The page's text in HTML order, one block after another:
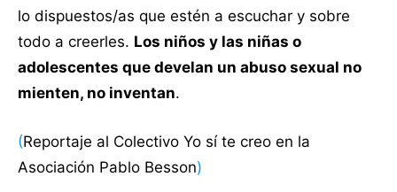
lo dispuestos/as que estén a escuchar y sobre
todo a creerles. Los niños y las niñas o
adolescentes que develan un abuso sexual no
mienten, no inventan.
(Reportaje al Colectivo Yo sí te creo en la
Asociación Pablo Besson)